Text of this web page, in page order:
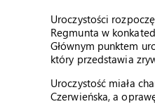
Uroczystości
Regmunta w
Głównym punktem
który przedstawia
Uroczystość miała
Czerwieńska, a